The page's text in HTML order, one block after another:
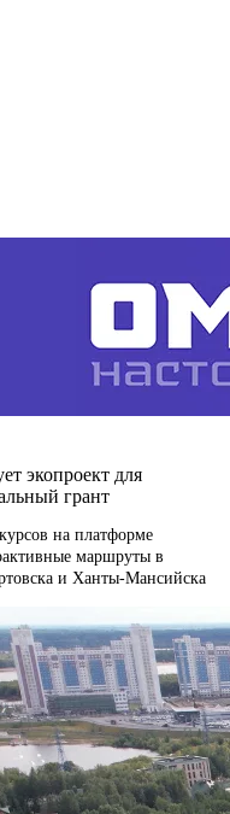
экопроект для
грант
на платформе
маршруты в
и Ханты-Мансийска